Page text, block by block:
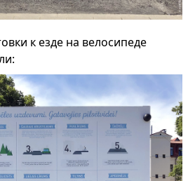
к езде на велосипеде